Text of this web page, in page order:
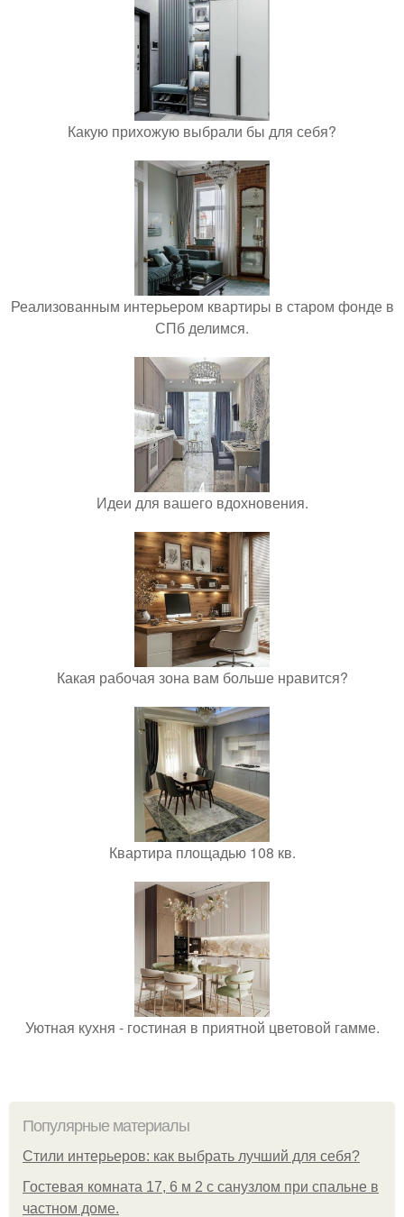
Какую прихожую выбрали бы для себя?
Реализованным интерьером квартиры в старом фонде в
СПб делимся.
Идеи для вашего вдохновения.
Какая рабочая зона вам больше нравится?
Квартира площадью 108 кв.
Уютная кухня - гостиная в приятной цветовой гамме.
Популярные материалы
Стили интерьеров: как выбрать лучший для себя?
Гостевая комната 17, 6 м 2 с санузлом при спальне в
частном доме.